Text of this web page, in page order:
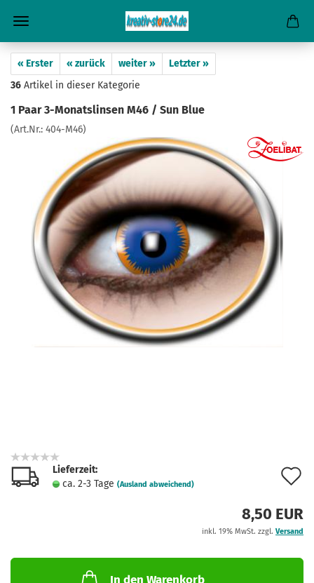
« Erster « zurück weiter »
Letzter »
36 Artikel in dieser Kategorie
1 Paar 3-Monatslinsen M46 / Sun Blue
(Art.Nr.: 404-M46)
Lieferzeit:
ca. 2-3 Tage (Ausland abweichend)
8,50 EUR
inkl. 19% MwSt. zzgl. Versand
In den Warenkorb